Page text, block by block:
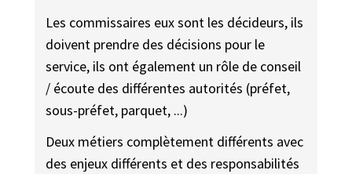
Les commissaires eux sont les décideurs, ils
doivent prendre des décisions pour le
service, ils ont également un rôle de conseil
/ écoute des différentes autorités (préfet,
sous-préfet, parquet, ...)
Deux métiers complètement différents avec
des enjeux différents et des responsabilités